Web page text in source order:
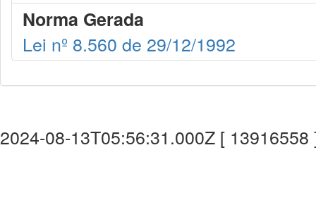
Norma Gerada
Lei nº 8.560 de 29/12/1992
2024-08-13T05:56:31.000Z [ 13916558